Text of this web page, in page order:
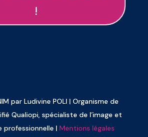
!
par Ludivine POLI | Organisme de
Qualiopi, spécialiste de l’image et
professionnelle |Mentions légales